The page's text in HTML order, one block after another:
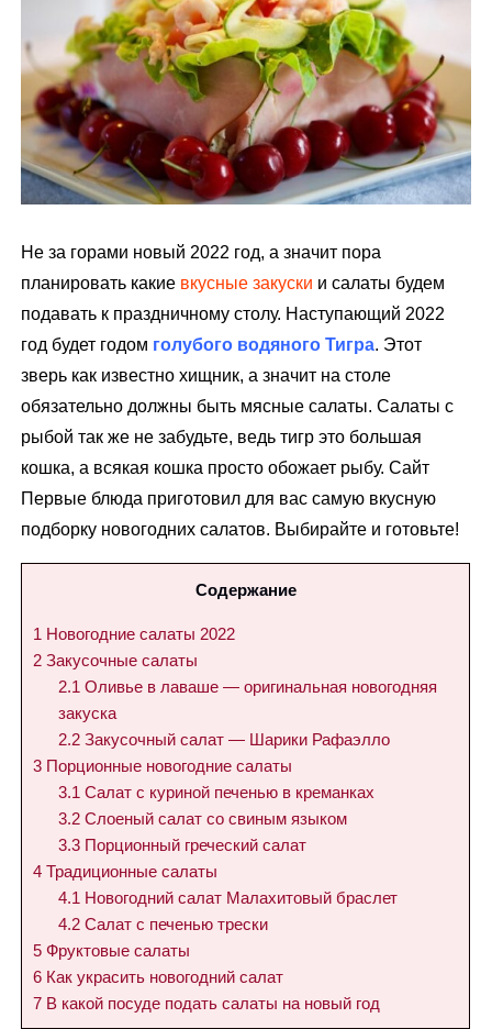
Не за горами новый 2022 год, а значит пора
планировать какие вкусные закуски и салаты будем
подавать к праздничному столу. Наступающий 2022
год будет годом голубого водяного Тигра. Этот
зверь как известно хищник, а значит на столе
обязательно должны быть мясные салаты. Салаты с
рыбой так же не забудьте, ведь тигр это большая
кошка, а всякая кошка просто обожает рыбу. Сайт
Первые блюда приготовил для вас самую вкусную
подборку новогодних салатов. Выбирайте и готовьте!
Содержание
1 Новогодние салаты 2022
2 Закусочные салаты
2.1 Оливье в лаваше — оригинальная новогодняя
закуска
2.2 Закусочный салат — Шарики Рафаэлло
3 Порционные новогодние салаты
3.1 Салат с куриной печенью в креманках
3.2 Слоеный салат со свиным языком
3.3 Порционный греческий салат
4 Традиционные салаты
4.1 Новогодний салат Малахитовый браслет
4.2 Салат с печенью трески
5 Фруктовые салаты
6 Как украсить новогодний салат
7 В какой посуде подать салаты на новый год